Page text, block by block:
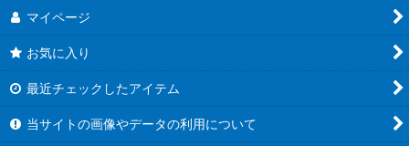
マイページ
お気に入り
最近チェックしたアイテム
当サイトの画像やデータの利用について